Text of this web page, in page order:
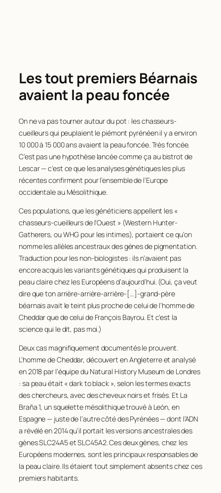
Les tout premiers Béarnais
avaient la peau foncée
On ne va pas tourner autour du pot : les chasseurs-
cueilleurs qui peuplaient le piémont pyrénéen il y a environ
10 000 à 15 000 ans avaient la peau foncée. Très foncée.
C’est pas une hypothèse lancée comme ça au bistrot de
Lescar — c’est ce que les analyses génétiques les plus
récentes confirment pour l’ensemble de l’Europe
occidentale au Mésolithique.
Ces populations, que les généticiens appellent les «
chasseurs-cueilleurs de l’Ouest » (Western Hunter-
Gatherers, ou WHG pour les intimes), portaient ce qu’on
nomme les allèles ancestraux des gènes de pigmentation.
Traduction pour les non-biologistes : ils n’avaient pas
encore acquis les variants génétiques qui produisent la
peau claire chez les Européens d’aujourd’hui. (Oui, ça veut
dire que ton arrière-arrière-arrière-[…]-grand-père
béarnais avait le teint plus proche de celui de l’homme de
Cheddar que de celui de François Bayrou. Et c’est la
science qui le dit, pas moi.)
Deux cas magnifiquement documentés le prouvent.
L’homme de Cheddar, découvert en Angleterre et analysé
en 2018 par l’équipe du Natural History Museum de Londres
: sa peau était « dark to black », selon les termes exacts
des chercheurs, avec des cheveux noirs et frisés. Et La
Braña 1, un squelette mésolithique trouvé à León, en
Espagne — juste de l’autre côté des Pyrénées — dont l’ADN
a révélé en 2014 qu’il portait les versions ancestrales des
gènes SLC24A5 et SLC45A2. Ces deux gènes, chez les
Européens modernes, sont les principaux responsables de
la peau claire. Ils étaient tout simplement absents chez ces
premiers habitants.